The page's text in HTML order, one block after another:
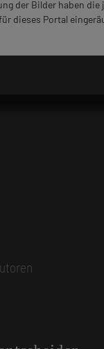
der Bilder haben
dieses Portal